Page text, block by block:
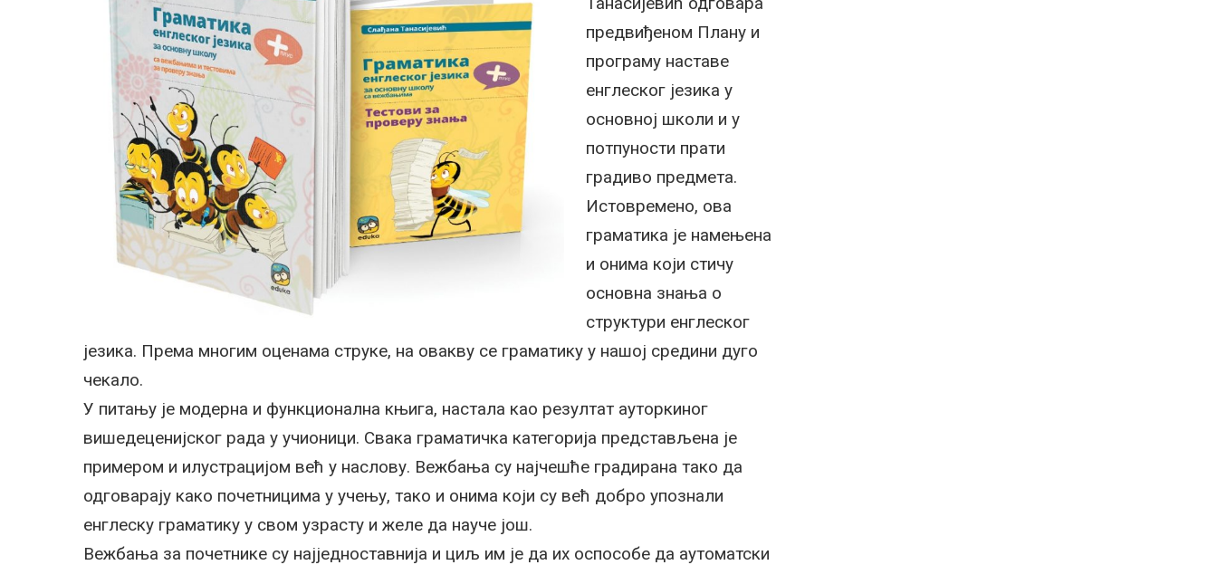
предвиђеном Плану и
програму наставе
енглеског језика у
основној школи и у
потпуности прати
градиво предмета.
Истовремено, ова
граматика је намењена
и онима који стичу
основна знања о
структури енглеског
језика. Према многим оценама струке, на овакву се граматику у нашој средини дуго
чекало.
У питању је модерна и функционална књига, настала као резултат ауторкиног
вишедеценијског рада у учионици. Свака граматичка категорија представљена је
примером и илустрацијом већ у наслову. Вежбања су најчешће градирана тако да
одговарају како почетницима у учењу, тако и онима који су већ добро упознали
енглеску граматику у свом узрасту и желе да науче још.
Вежбања за почетнике су најједноставнија и циљ им је да их оспособе да аутоматски